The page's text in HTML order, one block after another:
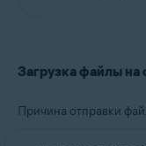
Загрузка файлы на
Причина отправки